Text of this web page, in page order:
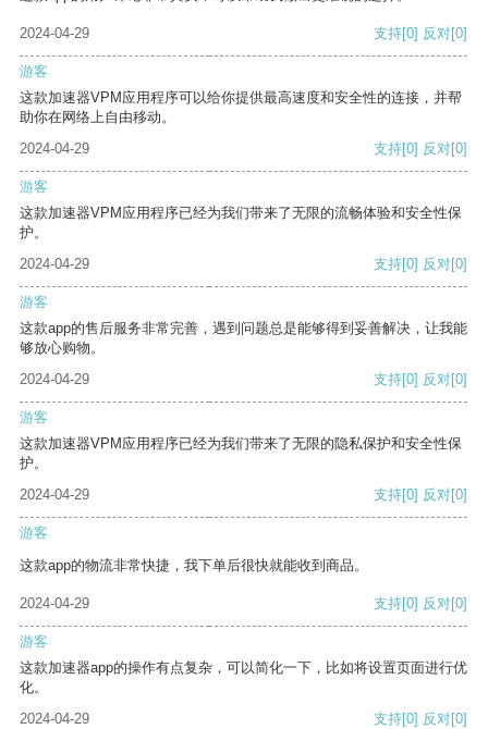
2024-04-29 支持[0] 反对[0]
游客
这款加速器VPM应用程序可以给你提供最高速度和安全性的连接，并帮
助你在网络上自由移动。
2024-04-29
支持[0] 反对[0]
游客
这款加速器VPM应用程序已经为我们带来了无限的流畅体验和安全性保
护。
2024-04-29
支持[0] 反对[0]
游客
这款app的售后服务非常完善，遇到问题总是能够得到妥善解决，让我能
够放心购物。
2024-04-29
支持[0] 反对[0]
游客
这款加速器VPM应用程序已经为我们带来了无限的隐私保护和安全性保
护。
2024-04-29
支持[0] 反对[0]
游客
这款app的物流非常快捷，我下单后很快就能收到商品。
2024-04-29 支持[0] 反对[0]
游客
这款加速器app的操作有点复杂，可以简化一下，比如将设置页面进行优
化。
2024-04-29
支持[0] 反对[0]